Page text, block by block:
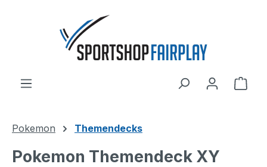
Zum Hauptinhalt springen
Pokemon Themendecks
Pokemon Themendeck XY